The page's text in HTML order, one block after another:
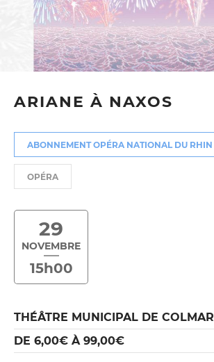
ARIANE À NAXOS
ABONNEMENT OPÉRA NATIONAL DU RHIN
OPÉRA
29
NOVEMBRE
15h00
THÉÂTRE MUNICIPAL DE COLMAR
DE 6,00€ À 99,00€